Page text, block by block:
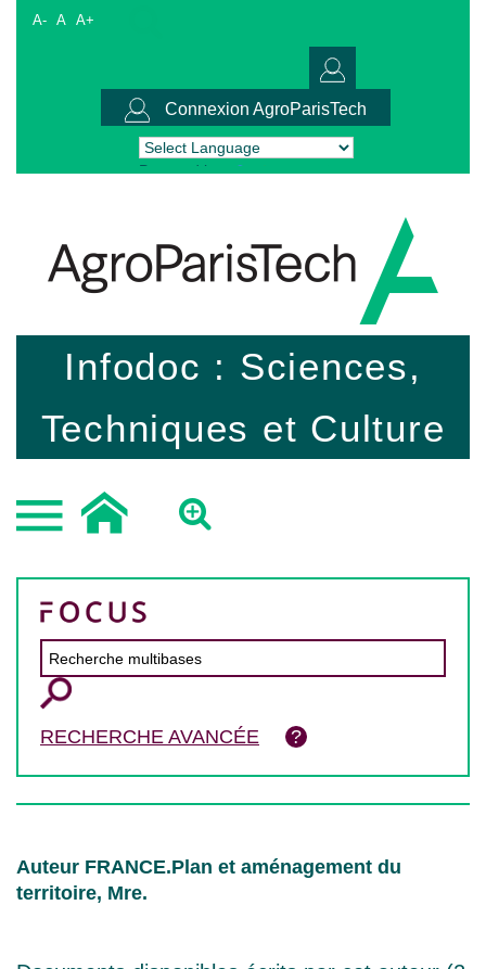
A- A A+
Connexion AgroParisTech
Powered by Translate
Infodoc : Sciences,
Techniques et Culture
RECHERCHE AVANCÉE
Auteur FRANCE.Plan et aménagement du
territoire, Mre.